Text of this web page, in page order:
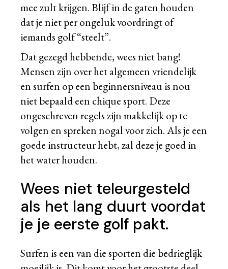
mee zult krijgen. Blijf in de gaten houden
dat je niet per ongeluk voordringt of
iemands golf “steelt”.
Dat gezegd hebbende, wees niet bang!
Mensen zijn over het algemeen vriendelijk
en surfen op een beginnersniveau is nou
niet bepaald een chique sport. Deze
ongeschreven regels zijn makkelijk op te
volgen en spreken nogal voor zich. Als je een
goede instructeur hebt, zal deze je goed in
het water houden.
Wees niet teleurgesteld
als het lang duurt voordat
je je eerste golf pakt.
Surfen is een van die sporten die bedrieglijk